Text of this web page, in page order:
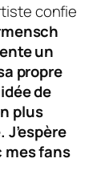
confie
un
propre
de
plus
mes fans